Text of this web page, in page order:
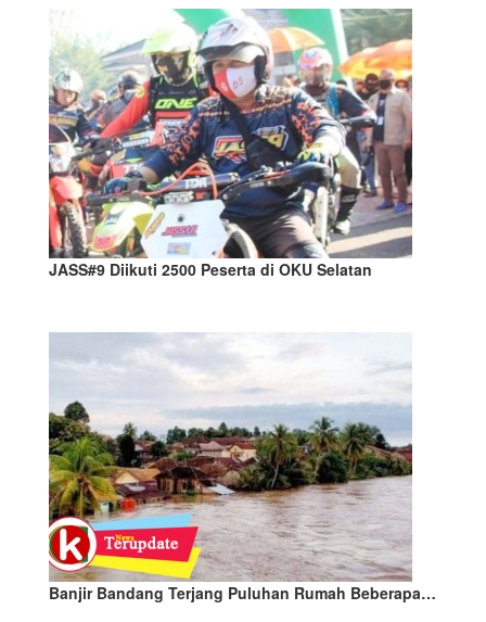
JASS#9 Diikuti 2500 Peserta di OKU Selatan
Banjir Bandang Terjang Puluhan Rumah Beberapa…